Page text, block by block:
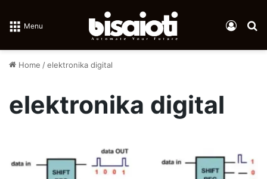
Menu Log In
Home /elektronika digital
elektronika digital